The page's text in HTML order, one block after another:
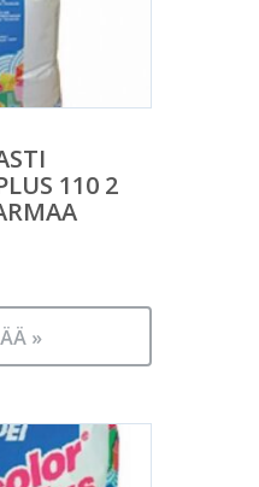
110 2
»